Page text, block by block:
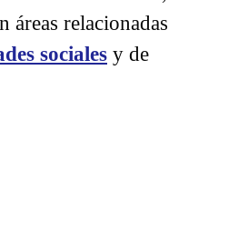
áreas relacionadas
sociales y de